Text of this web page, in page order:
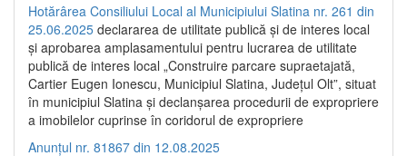
Hotărârea Consiliului Local al Municipiului Slatina nr. 261 din
25.06.2025 declararea de utilitate publică și de interes local
și aprobarea amplasamentului pentru lucrarea de utilitate
publică de interes local „Construire parcare supraetajată,
Cartier Eugen Ionescu, Municipiul Slatina, Județul Olt”, situat
în municipiul Slatina și declanșarea procedurii de expropriere
a imobilelor cuprinse în coridorul de expropriere
Anunțul nr. 81867 din 12.08.2025